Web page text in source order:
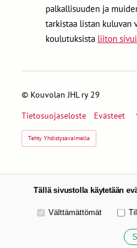
palkallisuuden ja
tarkistaa listan kuluvan
koulutuksista liiton
© Kouvolan JHL ry 29
Tietosuojaseloste
Evästeet
Tehty Yhdistysavaimella
Tällä sivustolla käytetään
Valitse käytettävät evästeet
Välttämättömät